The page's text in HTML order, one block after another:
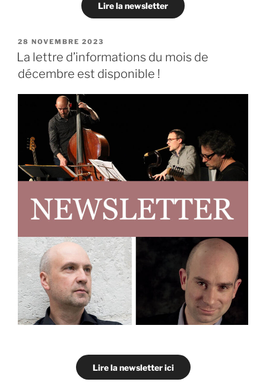
Lire la newsletter
PUBLIÉ
LE
28 NOVEMBRE 2023
La lettre d’informations du mois de
décembre est disponible !
Lire la newsletter ici